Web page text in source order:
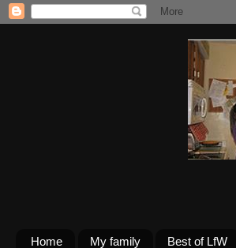
Home My family Best of LfW